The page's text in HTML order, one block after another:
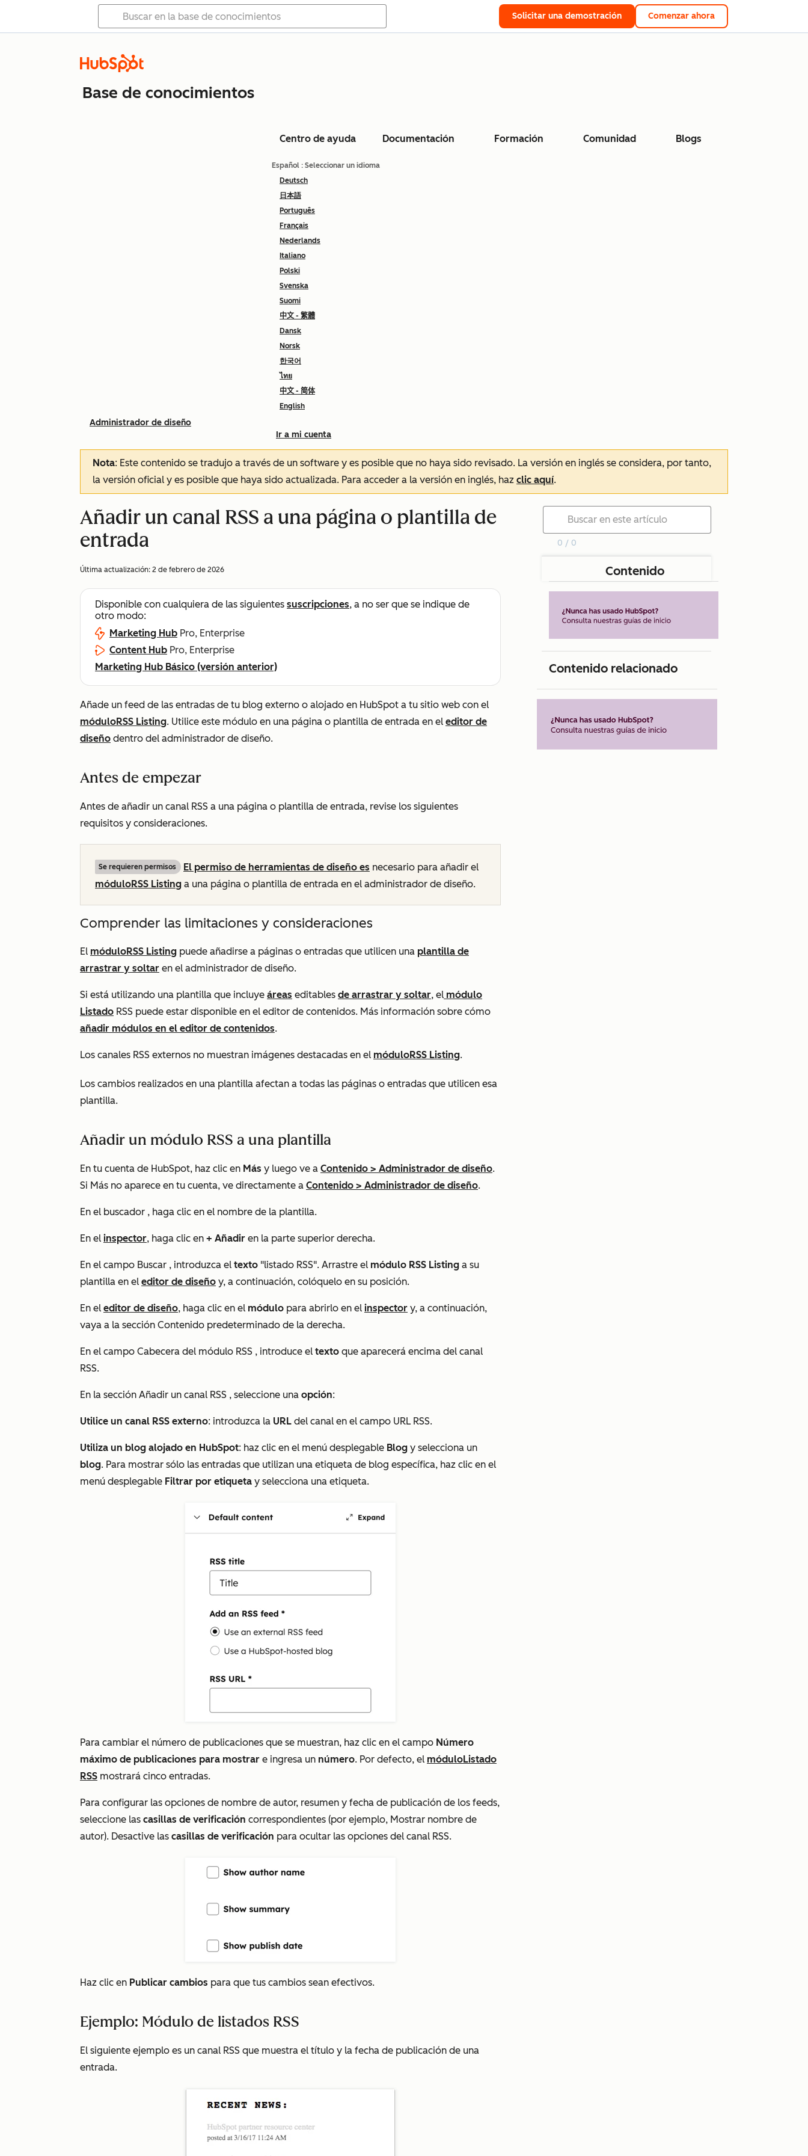
Solicitar una demostración Comenzar ahora
Base de conocimientos
Centro de ayuda Documentación Formación Comunidad Blogs
Español : Seleccionar un idioma
Deutsch
日本語
Português
Français
Nederlands
Italiano
Polski
Svenska
Suomi
中文 - 繁體
Dansk
Norsk
한국어
ไทย
中文 - 简体
English
Ir a mi cuenta
Administrador de diseño
Nota: Este contenido se tradujo a través de un software y es posible que no haya sido revisado. La versión en inglés se considera, por tanto,
la versión oficial y es posible que haya sido actualizada. Para acceder a la versión en inglés, haz clic aquí.
Añadir un canal RSS a una página o plantilla de
entrada
Última actualización: 2 de febrero de 2026
Disponible con cualquiera de las siguientes suscripciones, a no ser que se indique de
otro modo:
Marketing Hub Pro, Enterprise
Content Hub Pro, Enterprise
Marketing Hub Básico (versión anterior)
Añade un feed de las entradas de tu blog externo o alojado en HubSpot a tu sitio web con el
móduloRSS Listing. Utilice este módulo en una página o plantilla de entrada en el editor de
diseño dentro del administrador de diseño.
Antes de empezar
Antes de añadir un canal RSS a una página o plantilla de entrada, revise los siguientes
requisitos y consideraciones.
Se requieren permisos El permiso de herramientas de diseño es necesario para añadir el
móduloRSS Listing a una página o plantilla de entrada en el administrador de diseño.
Comprender las limitaciones y consideraciones
El móduloRSS Listing puede añadirse a páginas o entradas que utilicen una plantilla de
arrastrar y soltar en el administrador de diseño.
Si está utilizando una plantilla que incluye áreas editables de arrastrar y soltar, el módulo
Listado RSS puede estar disponible en el editor de contenidos. Más información sobre cómo
añadir módulos en el editor de contenidos.
Los canales RSS externos no muestran imágenes destacadas en el móduloRSS Listing.
Los cambios realizados en una plantilla afectan a todas las páginas o entradas que utilicen esa
plantilla.
Añadir un módulo RSS a una plantilla
En tu cuenta de HubSpot, haz clic en Más y luego ve a Contenido > Administrador de diseño.
Si Más no aparece en tu cuenta, ve directamente a Contenido > Administrador de diseño.
En el buscador , haga clic en el nombre de la plantilla.
En el inspector, haga clic en + Añadir en la parte superior derecha.
En el campo Buscar , introduzca el texto "listado RSS". Arrastre el módulo RSS Listing a su
plantilla en el editor de diseño y, a continuación, colóquelo en su posición.
En el editor de diseño, haga clic en el módulo para abrirlo en el inspector y, a continuación,
vaya a la sección Contenido predeterminado de la derecha.
En el campo Cabecera del módulo RSS , introduce el texto que aparecerá encima del canal
RSS.
En la sección Añadir un canal RSS , seleccione una opción:
Utilice un canal RSS externo: introduzca la URL del canal en el campo URL RSS.
Utiliza un blog alojado en HubSpot: haz clic en el menú desplegable Blog y selecciona un
blog. Para mostrar sólo las entradas que utilizan una etiqueta de blog específica, haz clic en el
menú desplegable Filtrar por etiqueta y selecciona una etiqueta.
Para cambiar el número de publicaciones que se muestran, haz clic en el campo Número
máximo de publicaciones para mostrar e ingresa un número. Por defecto, el móduloListado
RSS mostrará cinco entradas.
Para configurar las opciones de nombre de autor, resumen y fecha de publicación de los feeds,
seleccione las casillas de verificación correspondientes (por ejemplo, Mostrar nombre de
autor). Desactive las casillas de verificación para ocultar las opciones del canal RSS.
Haz clic en Publicar cambios para que tus cambios sean efectivos.
Ejemplo: Módulo de listados RSS
El siguiente ejemplo es un canal RSS que muestra el título y la fecha de publicación de una
entrada.
0 / 0
Contenido
Contenido relacionado